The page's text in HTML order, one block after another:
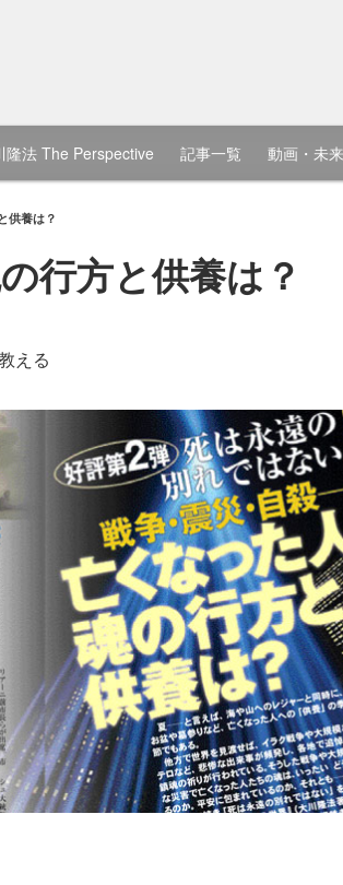
隆法 The Perspective 記事一覧 動画・未
供養は？
行方と供養は？
える